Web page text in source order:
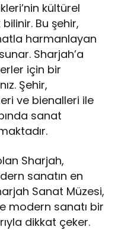
kültürel
Bu şehir,
harmanlayan
Sharjah’a
için bir
Şehir,
ve bienalleri ile
sanat
Sharjah,
sanatın en
Sanat Müzesi,
modern sanatı bir
dikkat çeker.